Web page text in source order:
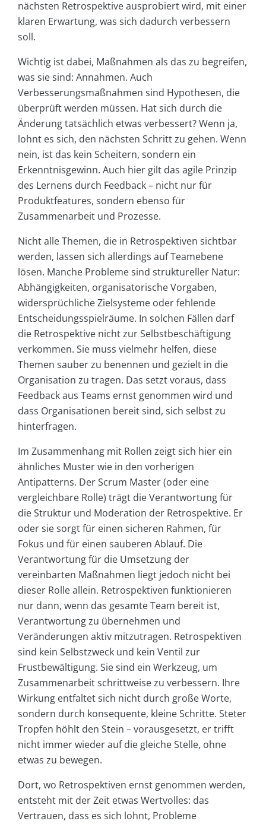
nächsten Retrospektive ausprobiert wird, mit einer
klaren Erwartung, was sich dadurch verbessern
soll.
Wichtig ist dabei, Maßnahmen als das zu begreifen,
was sie sind: Annahmen. Auch
Verbesserungsmaßnahmen sind Hypothesen, die
überprüft werden müssen. Hat sich durch die
Änderung tatsächlich etwas verbessert? Wenn ja,
lohnt es sich, den nächsten Schritt zu gehen. Wenn
nein, ist das kein Scheitern, sondern ein
Erkenntnisgewinn. Auch hier gilt das agile Prinzip
des Lernens durch Feedback – nicht nur für
Produktfeatures, sondern ebenso für
Zusammenarbeit und Prozesse.
Nicht alle Themen, die in Retrospektiven sichtbar
werden, lassen sich allerdings auf Teamebene
lösen. Manche Probleme sind struktureller Natur:
Abhängigkeiten, organisatorische Vorgaben,
widersprüchliche Zielsysteme oder fehlende
Entscheidungsspielräume. In solchen Fällen darf
die Retrospektive nicht zur Selbstbeschäftigung
verkommen. Sie muss vielmehr helfen, diese
Themen sauber zu benennen und gezielt in die
Organisation zu tragen. Das setzt voraus, dass
Feedback aus Teams ernst genommen wird und
dass Organisationen bereit sind, sich selbst zu
hinterfragen.
Im Zusammenhang mit Rollen zeigt sich hier ein
ähnliches Muster wie in den vorherigen
Antipatterns. Der Scrum Master (oder eine
vergleichbare Rolle) trägt die Verantwortung für
die Struktur und Moderation der Retrospektive. Er
oder sie sorgt für einen sicheren Rahmen, für
Fokus und für einen sauberen Ablauf. Die
Verantwortung für die Umsetzung der
vereinbarten Maßnahmen liegt jedoch nicht bei
dieser Rolle allein. Retrospektiven funktionieren
nur dann, wenn das gesamte Team bereit ist,
Verantwortung zu übernehmen und
Veränderungen aktiv mitzutragen. Retrospektiven
sind kein Selbstzweck und kein Ventil zur
Frustbewältigung. Sie sind ein Werkzeug, um
Zusammenarbeit schrittweise zu verbessern. Ihre
Wirkung entfaltet sich nicht durch große Worte,
sondern durch konsequente, kleine Schritte. Steter
Tropfen höhlt den Stein – vorausgesetzt, er trifft
nicht immer wieder auf die gleiche Stelle, ohne
etwas zu bewegen.
Dort, wo Retrospektiven ernst genommen werden,
entsteht mit der Zeit etwas Wertvolles: das
Vertrauen, dass es sich lohnt, Probleme